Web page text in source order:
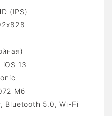
(IPS)
13
Мб
Bluetooth 5.0, Wi-Fi